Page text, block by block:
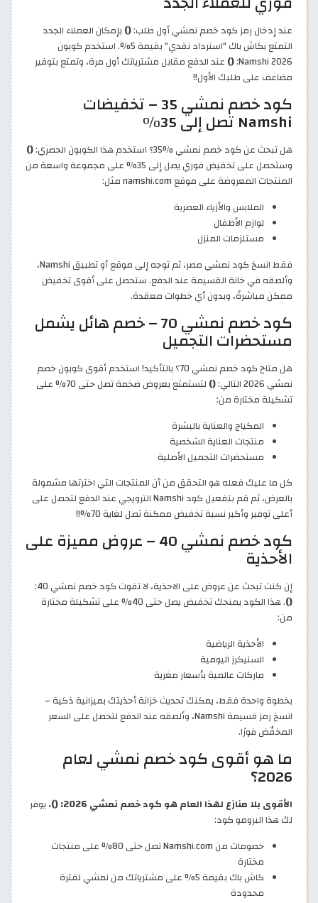
عند إدخال رمز كود خصم نمشي أول طلب:() بإمكان العملاء الجدد
التمتع بكاش باك "استرداد نقدي" بقيمة 5%. استخدم كوبون
Namshi 2026:
() عند الدفع مقابل مشترياتك أول مرة، وتمتع بتوفير
مضاعف على طلبك الأول!!
كود خصم نمشي 35 – تخفيضات
Namshi تصل إلى 35%
هل تبحث عن كود خصم نمشي %35؟ استخدم هذا الكوبون الحصري:
()
وستحصل على تخفيض فوري يصل إلى 35% على مجموعة واسعة من
المنتجات المعروضة على موقع namshi.com مثل:
الملابس والأزياء العصرية
لوازم الأطفال
مستلزمات المنزل
فقط انسخ كود نمشي مصر، ثم توجه إلى موقع أو تطبيق Namshi،
وألصقه في خانة القسيمة عند الدفع. ستحصل على أقوى تخفيض
ممكن مباشرةً، وبدون أي خطوات معقدة.
كود خصم نمشي 70 – خصم هائل يشمل
مستحضرات التجميل
هل متاح كود خصم نمشي 70؟ بالتأكيد! استخدم أقوى كوبون خصم
نمشي 2026 التالي:
()
لتستمتع بعروض ضخمة تصل حتى 70% على
تشكيلة مختارة من:
المكياج والعناية بالبشرة
منتجات العناية الشخصية
مستحضرات التجميل الأصلية
كل ما عليك فعله هو التحقق من أن المنتجات التي اخترتها مشمولة
بالعرض، ثم قم بتفعيل كود Namshi الترويجي عند الدفع لتحصل على
أعلى توفير وأكبر نسبة تخفيض ممكنة تصل لغاية 70%!!
كود خصم نمشي 40 – عروض مميزة على
الأحذية
إن كنت تبحث عن عروض على الاحذية، لا تفوت كود خصم نمشي 40:
()
. هذا الكود يمنحك تخفيض يصل حتى 40% على تشكيلة مختارة
من:
الأحذية الرياضية
السنيكرز اليومية
ماركات عالمية بأسعار مغرية
بخطوة واحدة فقط، يمكنك تحديث خزانة أحذيتك بميزانية ذكية –
انسخ رمز قسيمة Namshi، وألصقه عند الدفع لتحصل على السعر
المخفّض فورًا.
ما هو أقوى كود خصم نمشي لعام
2026؟
الأقوى بلا منازع لهذا العام هو كود خصم نمشي 2026: ().
يوفر
لك هذا البرومو كود:
خصومات من Namshi.com تصل حتى 80% على منتجات
مختارة
كاش باك بقيمة 5% على مشترياتك من نمشي لفترة
محدودة